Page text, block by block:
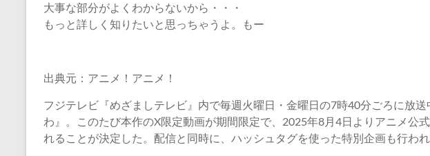
大事な部分がよくわからないから・・・
もっと詳しく知りたいと思っちゃうよ。もー
出典元：アニメ！アニメ！
フジテレビ『めざましテレビ』内で毎週火曜日・金曜日の7時40分ごろに放
わ』。このたび本作のX限定動画が期間限定で、2025年8月4日よりアニメ公
れることが決定した。配信と同時に、ハッシュタグを使った特別企画も行われ